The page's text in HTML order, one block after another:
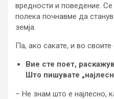
вредности и поведение.
полека почнавме да
земја.
Па, ако сакате, и во своите
Вие сте поет,
Што пишувате
– Не знам што е најлесно,